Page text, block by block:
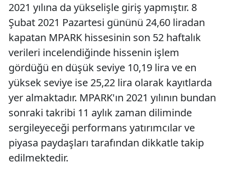
2021 yılına da yükselişle giriş yapmıştır. 8
Şubat 2021 Pazartesi gününü 24,60 liradan
kapatan MPARK hissesinin son 52 haftalık
verileri incelendiğinde hissenin işlem
gördüğü en düşük seviye 10,19 lira ve en
yüksek seviye ise 25,22 lira olarak kayıtlarda
yer almaktadır. MPARK'ın 2021 yılının bundan
sonraki takribi 11 aylık zaman diliminde
sergileyeceği performans yatırımcılar ve
piyasa paydaşları tarafından dikkatle takip
edilmektedir.